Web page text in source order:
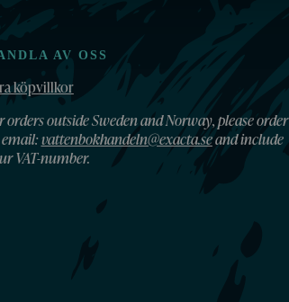
AV OSS
köpvillkor
orders outside Sweden and Norway, please order
vattenbokhandeln@exacta.seand include
VAT-number.